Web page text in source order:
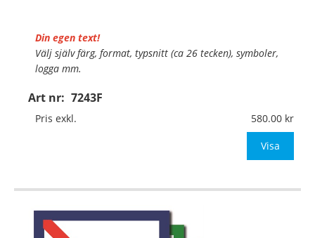
Art nr: 7243F
Din egen text!
Välj själv färg, format, typsnitt (ca 26 tecken), symboler,
logga mm.
Material:Självhäftande dekal
Mått:105x105mm (eller annat mått upp till 0,01m²)
Pris exkl. 580.00
Visa